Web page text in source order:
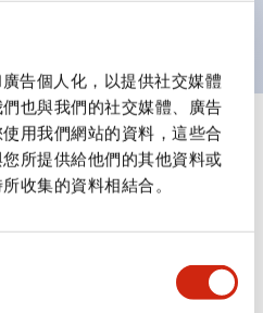
告個人化，以提供社交媒體
也與我們的社交媒體、廣告
用我們網站的資料，這些合
所提供給他們的其他資料或
收集的資料相結合。
顯示全部